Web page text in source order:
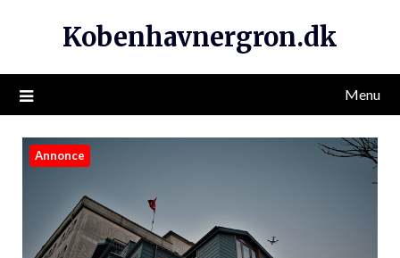
Kobenhavnergron.dk
Menu
Annonce